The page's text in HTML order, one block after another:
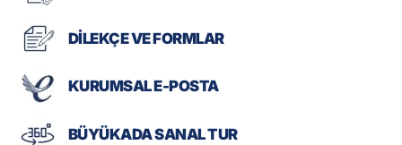
DİLEKÇE VE FORMLAR
KURUMSAL E-POSTA
BÜYÜKADA SANAL TUR